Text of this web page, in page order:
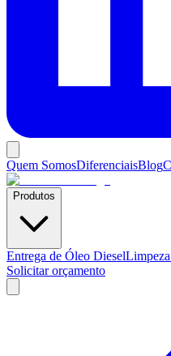
Quem SomosDiferenciaisBlog
Produtos
Entrega de Óleo Diesel
Solicitar orçamento